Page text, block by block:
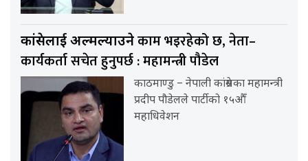
कांग्रेसलाई अल्मल्याउनेकाम भइरहेको छ, नेता–
कार्यकर्ता सचेत हुनुपर्छ : महामन्त्री पौडेल
काठमाण्डु – नेपाली कांग्रेसका महामन्त्री
प्रदीप पौडेलले पार्टीको १५औँ
महाधिवेशन